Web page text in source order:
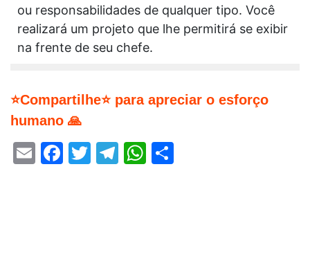
ou responsabilidades de qualquer tipo. Você
realizará um projeto que lhe permitirá se exibir
na frente de seu chefe.
⭐Compartilhe⭐ para apreciar o esforço
humano 🙏
EmailFacebook
Twitter
Telegram
WhatsApp